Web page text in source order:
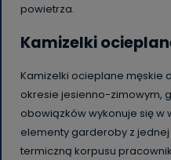
powietrza.
Kamizelki
Kamizelki ocieplane męskie
okresie jesienno-zimowym,
obowiązków wykonuje się w
elementy garderoby z
termiczną korpusu